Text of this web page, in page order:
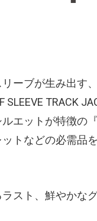
ーブが生み出す
SLEEVE TRACK
エットが特徴の『
トなどの必需品
スト、鮮やかな